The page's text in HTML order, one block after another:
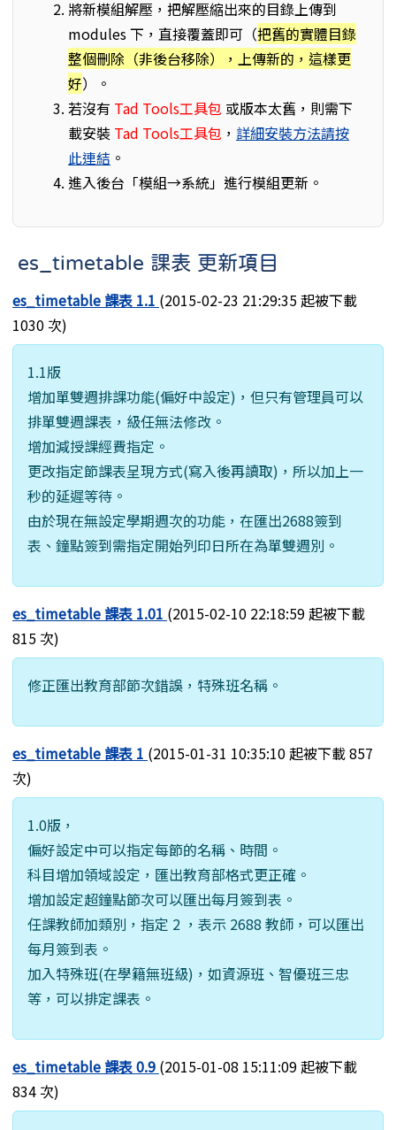
將新模組解壓，把解壓縮出來的目錄上傳到
modules 下，直接覆蓋即可（把舊的實體目錄
整個刪除（非後台移除），上傳新的，這樣更
好）。
若沒有 Tad Tools工具包 或版本太舊，則需下
載安裝 Tad Tools工具包 ， 詳細安裝方法請按
此連結 。
進入後台「模組→系統」進行模組更新。
es_timetable 課表 更新項目
es_timetable 課表 1.1 (2015-02-23 21:29:35 起被下載
1030 次)
1.1版
增加單雙週排課功能(偏好中設定)，但只有管理員可以
排單雙週課表，級任無法修改。
增加減授課經費指定。
更改指定節課表呈現方式(寫入後再讀取)，所以加上一
秒的延遲等待。
由於現在無設定學期週次的功能，在匯出2688簽到
表、鐘點簽到需指定開始列印日所在為單雙週別。
es_timetable 課表 1.01 (2015-02-10 22:18:59 起被下載
815 次)
修正匯出教育部節次錯誤，特殊班名稱。
es_timetable 課表 1 (2015-01-31 10:35:10 起被下載 857
次)
1.0版，
偏好設定中可以指定每節的名稱、時間。
科目增加領域設定，匯出教育部格式更正確。
增加設定超鐘點節次可以匯出每月簽到表。
任課教師加類別，指定 2 ，表示 2688 教師，可以匯出
每月簽到表。
加入特殊班(在學籍無班級)，如資源班、智優班三忠
等，可以排定課表。
es_timetable 課表 0.9 (2015-01-08 15:11:09 起被下載
834 次)